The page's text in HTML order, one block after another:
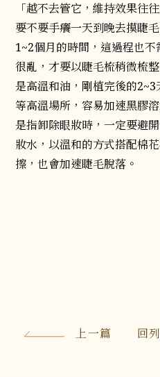
「越不去管它，維持效果往
要不要手癢一天到晚去摸睫
1~2個月的時間，這過程也
很亂，才要以睫毛梳稍微梳
是高溫和油，剛植完後的
等高溫場所，容易加速黑膠
是指卸除眼妝時，一定要避
妝水，以溫和的方式搭配棉
擦，也會加速睫毛脫落。
上一篇 回